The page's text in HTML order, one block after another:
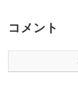
コメント